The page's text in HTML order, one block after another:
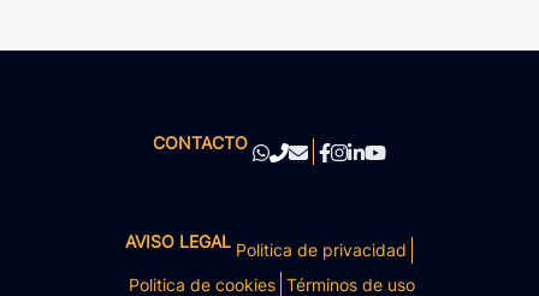
CONTACTO
AVISO LEGAL Politica de privacidad
Politica de cookies Términos de uso